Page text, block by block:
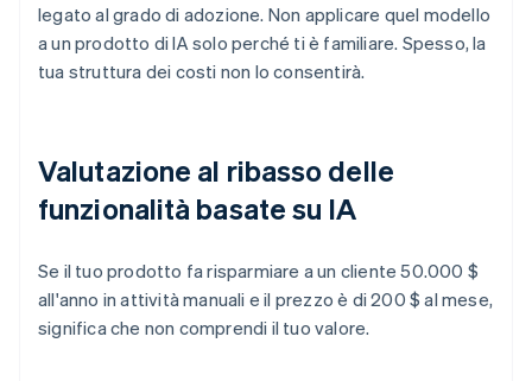
legato al grado di adozione. Non applicare quel modello
a un prodotto di IA solo perché ti è familiare. Spesso, la
tua struttura dei costi non lo consentirà.
Valutazione al ribasso delle
funzionalità basate su IA
Se il tuo prodotto fa risparmiare a un cliente 50.000 $
all'anno in attività manuali e il prezzo è di 200 $ al mese,
significa che non comprendi il tuo valore.